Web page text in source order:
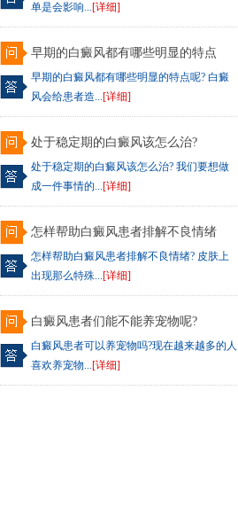
单是会影响...[详细]
早期的白癜风都有哪些明显的特点
早期的白癜风都有哪些明显的特点呢? 白癜
风会给患者造...[详细]
处于稳定期的白癜风该怎么治?
处于稳定期的白癜风该怎么治? 我们要想做
成一件事情的...[详细]
怎样帮助白癜风患者排解不良情绪
怎样帮助白癜风患者排解不良情绪? 皮肤上
出现那么特殊...[详细]
白癜风患者们能不能养宠物呢?
白癜风患者可以养宠物吗?现在越来越多的人
喜欢养宠物...[详细]